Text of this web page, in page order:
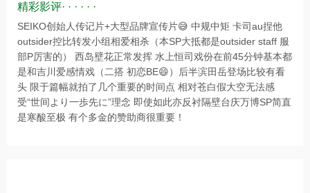
精彩影评· · · · · ·
SEIKO创始人传记片+大型品牌宣传片😅 中规中矩 卡司au捏他
outsider控比转发小组相爱相杀（本SP大抵都是outsider staff 服
部P厉害的） 西岛壁花正常发挥 水上恒司戏份在前45分钟基本都
是和吉川爱感情戏（二搭 初恋BE😄）后半滨田岳登场比较有看
头 限于篇幅就拍了几个重要的时间点 相对苍白假大空无法感
受“世间より一歩先に”理念 即使如此亦反衬隔壁台庆万博SP简直
是寒酸至极 有个多金的赞助商很重要！